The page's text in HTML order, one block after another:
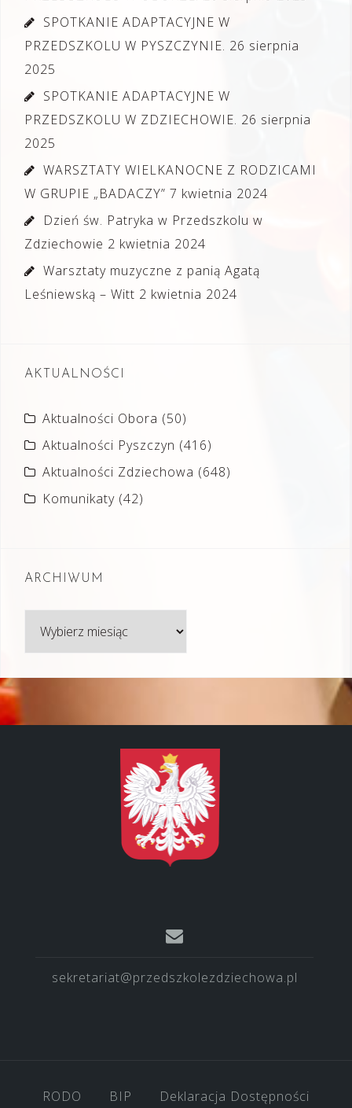
SPOTKANIE ADAPTACYJNE W
PRZEDSZKOLU W PYSZCZYNIE. 26 sierpnia
2025
SPOTKANIE ADAPTACYJNE W
PRZEDSZKOLU W ZDZIECHOWIE. 26 sierpnia
2025
WARSZTATY WIELKANOCNE Z RODZICAMI
W GRUPIE „BADACZY” 7 kwietnia 2024
Dzień św. Patryka w Przedszkolu w
Zdziechowie 2 kwietnia 2024
Warsztaty muzyczne z panią Agatą
Leśniewską – Witt 2 kwietnia 2024
AKTUALNOŚCI
Aktualności Obora (50)
Aktualności Pyszczyn (416)
Aktualności Zdziechowa (648)
Komunikaty (42)
ARCHIWUM
sekretariat@przedszkolezdziechowa.pl
RODO BIP Deklaracja Dostępności